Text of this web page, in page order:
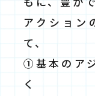
アクション
て、
①基本のア
く